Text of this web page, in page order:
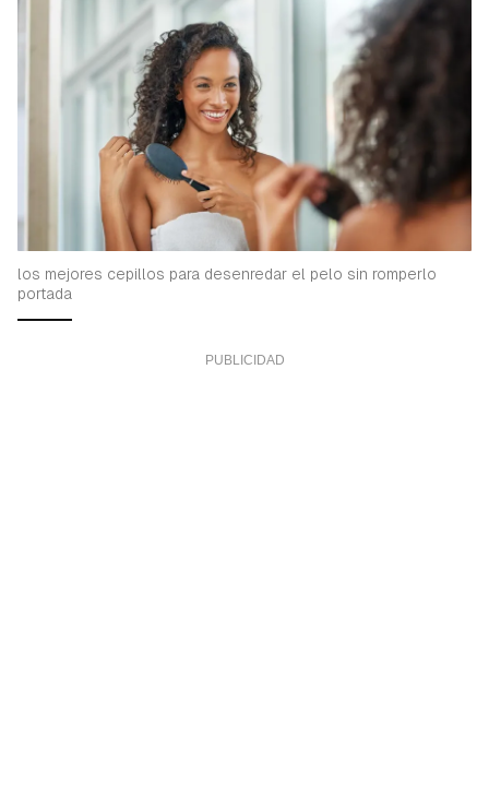
los mejores cepillos para desenredar el pelo sin romperlo
portada